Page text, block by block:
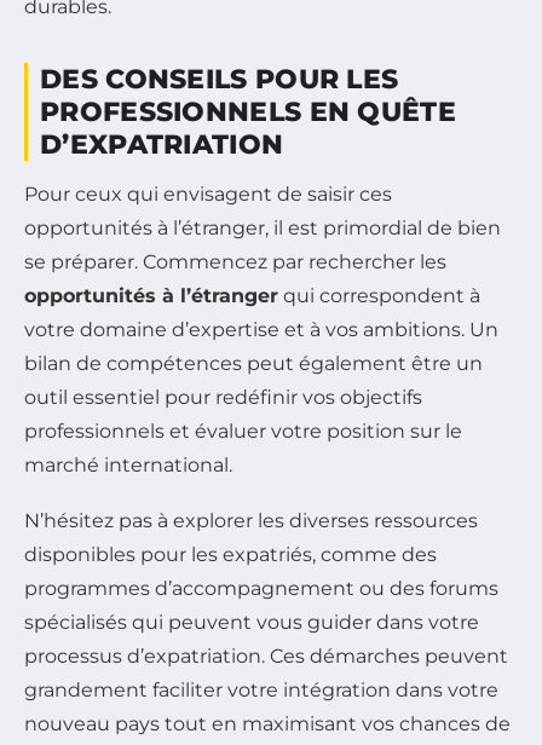
durables.
DES CONSEILS POUR LES
PROFESSIONNELS EN QUÊTE
D’EXPATRIATION
Pour ceux qui envisagent de saisir ces
opportunités à l’étranger, il est primordial de bien
se préparer. Commencez par rechercher les
opportunités à l’étranger qui correspondent à
votre domaine d’expertise et à vos ambitions. Un
bilan de compétences peut également être un
outil essentiel pour redéfinir vos objectifs
professionnels et évaluer votre position sur le
marché international.
N’hésitez pas à explorer les diverses ressources
disponibles pour les expatriés, comme des
programmes d’accompagnement ou des forums
spécialisés qui peuvent vous guider dans votre
processus d’expatriation. Ces démarches peuvent
grandement faciliter votre intégration dans votre
nouveau pays tout en maximisant vos chances de